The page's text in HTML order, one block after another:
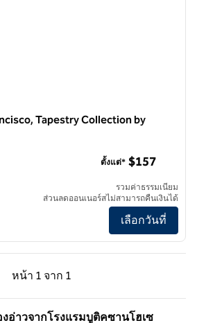
Tapestry Collection by
รับ The Barnes San Francisco, Tapestry
ตั้งแต่* $157
รวมค่าธรรมเนียม
ส่วนลดออนเนอร์สไม่สามารถคืนเงินได้
เลือกวันที่
หน้า 1 จาก 1
าก่อน, 1 จาก 1
หน้า 1 จาก 1
อ่าวจากโรงแรมบูติคซานโฮเซ